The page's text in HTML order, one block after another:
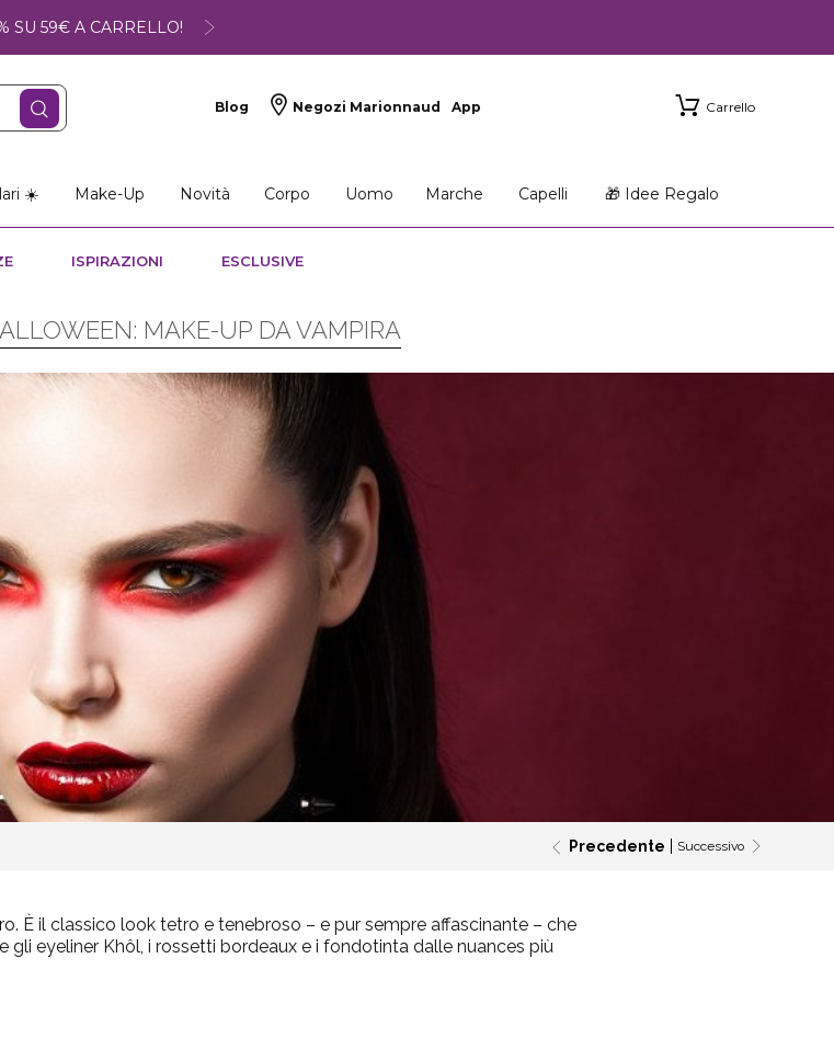
SU 59€ A CARRELLO!
Blog Negozi Marionnaud App Carrello
☀️ Make-Up Novità Corpo Uomo Marche Capelli 🎁 Idee Regalo
ISPIRAZIONI ESCLUSIVE
MAKE-UP DA VAMPIRA
Precedente Successivo
È il classico look tetro e tenebroso – e pur sempre affascinante – che
gli eyeliner Khôl, i rossetti bordeaux e i fondotinta dalle nuances più